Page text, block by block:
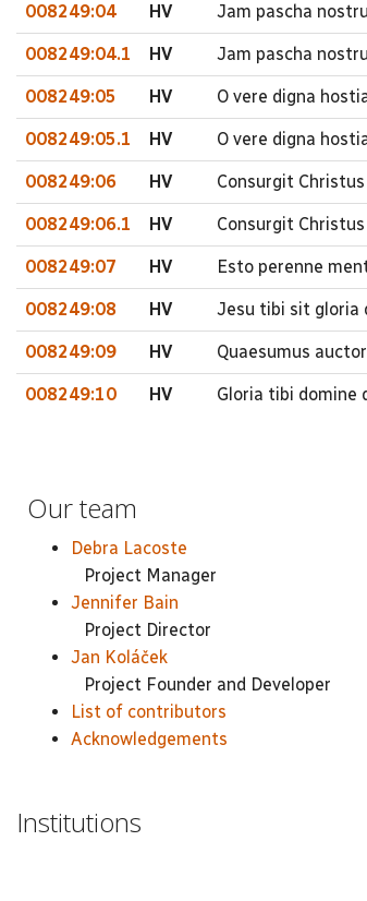
008249:04 HV Jam pascha
008249:04.1 HV Jam pascha
008249:05 HV O vere digna
008249:05.1 HV O vere digna
008249:06 HV Consurgit
008249:06.1 HV Consurgit
008249:07 HV Esto perenne
008249:08 HV Jesu tibi sit gloria
008249:09 HV Quaesumus
008249:10 HV Gloria tibi domine
Our team
Debra Lacoste
Project Manager
Jennifer Bain
Project Director
Jan Koláček
Project Founder and Developer
List of contributors
Acknowledgements
Institutions